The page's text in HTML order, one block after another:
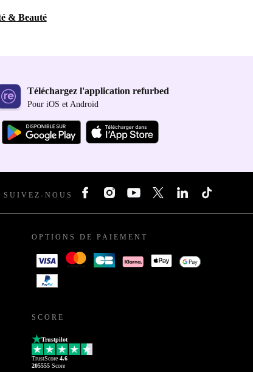
& Beauté
Téléchargez l'application refurbed
Pour iOS et Android
SUIVEZ-NOUS
OPTIONS DE PAIEMENT
SCORE
Trustpilot
TrustScore 4.6
205555 Score